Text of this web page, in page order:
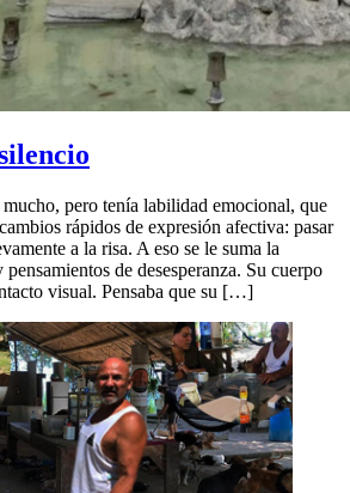
pero tenía labilidad emocional, que
rápidos de expresión afectiva: pasar
a la risa. A eso se le suma la
de desesperanza. Su cuerpo
visual. Pensaba que su […]